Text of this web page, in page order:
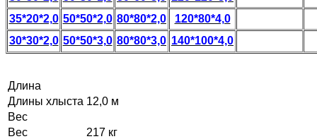
35*20*2,0 50*50*2,0 80*80*2,0
120*80*4,0
30*30*2,0 50*50*3,0 80*80*3,0 140*100*4,0
Длина
Длины хлыста 12,0 м
Вес
Вес
217 кг